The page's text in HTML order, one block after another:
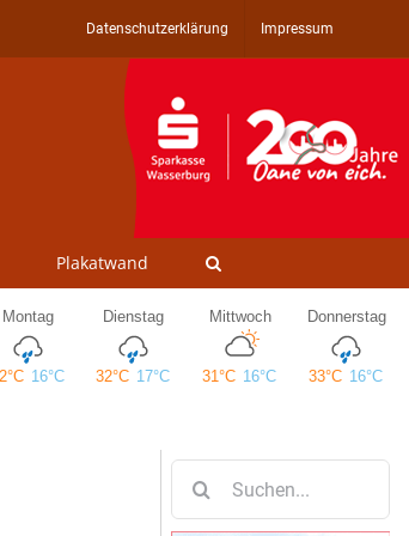
Datenschutzerklärung Impressum
Plakatwand
nach: